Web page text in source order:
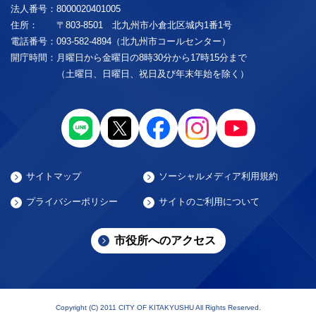
法人番号： 8000020401005
住所：
〒803-8501 北九州市小倉北区城内1番1号
電話番号： 093-582-4894（北九州市コールセンター）
開庁時間： 月曜日から金曜日の8時30分から17時15分まで
（土曜日、日曜日、祝日及び年末年始を除く）
サイトマップ ソーシャルメディア利用規約
プライバシーポリシー サイトのご利用について
市役所へのアクセス
Copyright (C) 2011 CITY OF KITAKYUSHU All Rights Reserved.